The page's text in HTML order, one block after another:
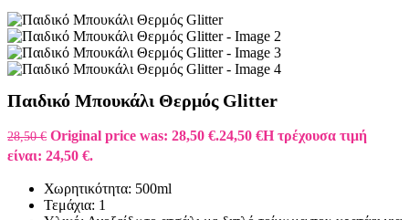
Παιδικό Μπουκάλι Θερμός Glitter
28,50€ Original price was: 28,50 €.24,50 €Η τρέχουσα τιμή
είναι: 24,50 €.
Χωρητικότητα: 500ml
Τεμάχια: 1